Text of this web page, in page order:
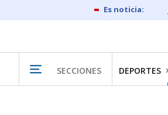
SECCIONES DEPORTES